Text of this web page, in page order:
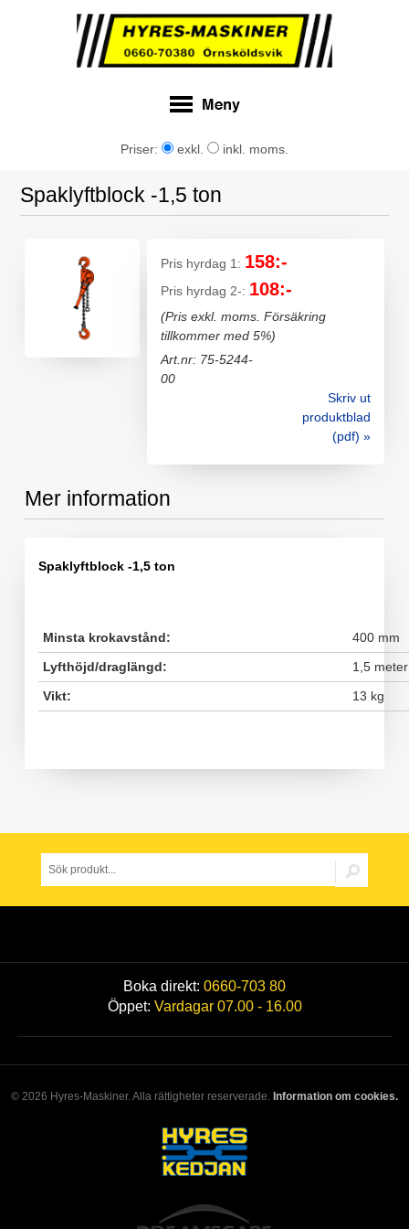
Priser: exkl. inkl. moms.
Spaklyftblock -1,5 ton
Pris hyrdag 1: 158:-
Pris hyrdag 2-: 108:-
(Pris exkl. moms. Försäkring
tillkommer med 5%)
Art.nr: 75-5244-
00
Skriv ut
produktblad
(pdf) »
Mer information
Spaklyftblock -1,5 ton
Minsta krokavstånd:
400 mm
Lyfthöjd/draglängd:
1,5 meter
Vikt:
13 kg
Boka direkt: 0660-703 80
Öppet: Vardagar 07.00 - 16.00
© 2026 Hyres-Maskiner. Alla rättigheter reserverade. Information om cookies.